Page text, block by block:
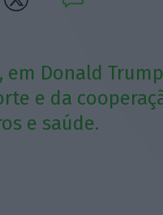
Donald
e da
e saúde.